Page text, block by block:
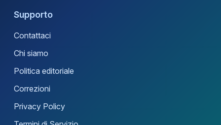
Supporto
Contattaci
Chi siamo
Politica editoriale
Correzioni
Privacy Policy